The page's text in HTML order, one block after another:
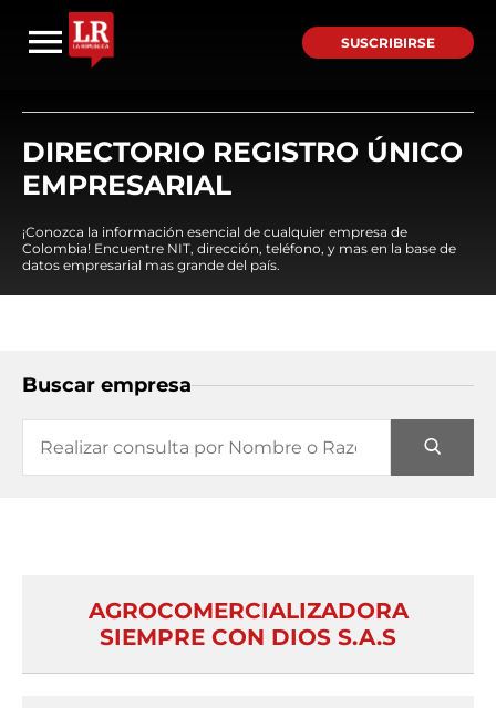
SUSCRIBIRSE
DIRECTORIO REGISTRO ÚNICO
EMPRESARIAL
¡Conozca la información esencial de cualquier empresa de
Colombia! Encuentre NIT, dirección, teléfono, y mas en la base de
datos empresarial mas grande del país.
Buscar empresa
AGROCOMERCIALIZADORA
SIEMPRE CON DIOS S.A.S